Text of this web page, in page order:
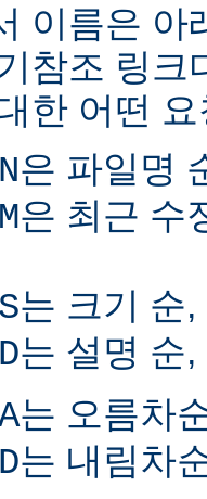
이름은 아
참조 링크
한 어떤
은 파일명
은 최근 수
는 크기 순
는 설명 순
는 오름차
는 내림차